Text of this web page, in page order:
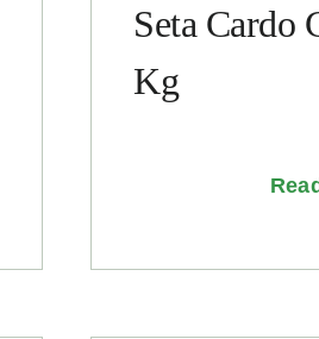
Seta Cardo
Kg